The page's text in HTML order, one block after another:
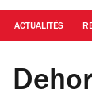
ACTUALITÉS
© Cha